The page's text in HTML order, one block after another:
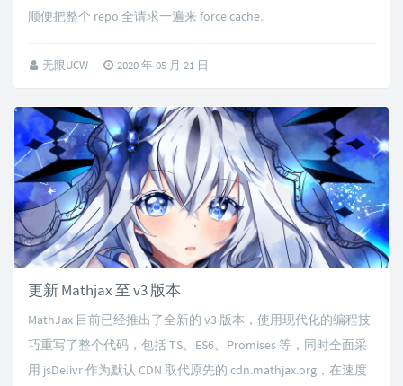
顺便把整个 repo 全请求一遍来 force cache。
无限UCW 2020 年 05 月 21 日
更新 Mathjax 至 v3 版本
MathJax 目前已经推出了全新的 v3 版本，使用现代化的编程技
巧重写了整个代码，包括 TS、ES6、Promises 等，同时全面采
用 jsDelivr 作为默认 CDN 取代原先的 cdn.mathjax.org，在速度